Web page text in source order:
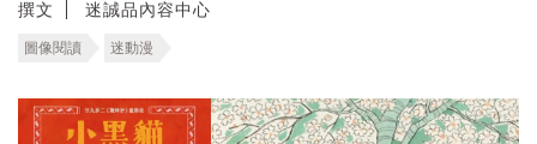
撰文 迷誠品內容中心
圖像閱讀 迷動漫